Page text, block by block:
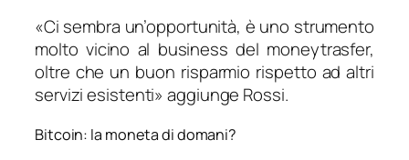
«Ci sembra un’opportunità, è uno strumento
molto vicino al business del moneytrasfer,
oltre che un buon risparmio rispetto ad altri
servizi esistenti» aggiunge Rossi.
Bitcoin: la moneta di domani?